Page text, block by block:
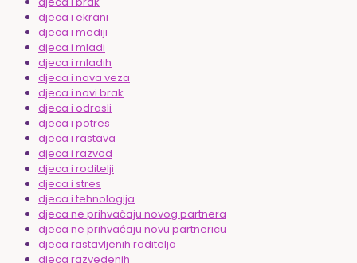
djeca i ekrani
djeca i mediji
djeca i mladi
djeca i mladih
djeca i nova veza
djeca i novi brak
djeca i odrasli
djeca i potres
djeca i rastava
djeca i razvod
djeca i roditelji
djeca i stres
djeca i tehnologija
djeca ne prihvaćaju novog partnera
djeca ne prihvaćaju novu partnericu
djeca rastavljenih roditelja
djeca razvedenih